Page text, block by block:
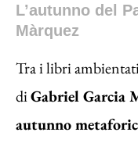
L’autunno del
Màrquez
Tra i libri
diGabriel Garcia
autunno